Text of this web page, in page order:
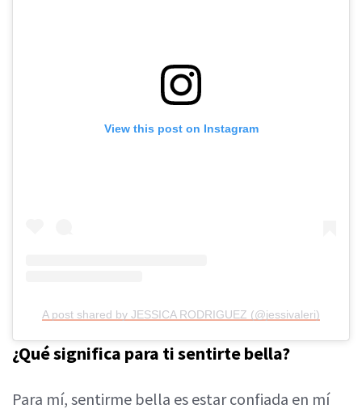
View this post on Instagram
A post shared by JESSICA RODRIGUEZ (@jessivaleri)
¿Qué significa para ti sentirte bella?
Para mí, sentirme bella es estar confiada en mí